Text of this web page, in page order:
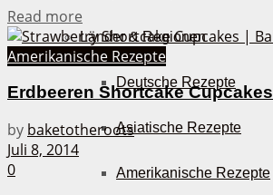
Länder & Regionen
Deutsche Rezepte
Asiatische Rezepte
Amerikanische Rezepte
Read more
Amerikanische Rezepte
Erdbeeren Shortcake Cupcakes
by baketotheroots
Juli 8, 2014
0